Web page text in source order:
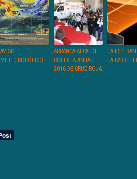
AVISO
METEOROLÓGICO
ARRANCA ALCALDE
COLECTA ANUAL
2016 DE CRUZ ROJA
LA
LA